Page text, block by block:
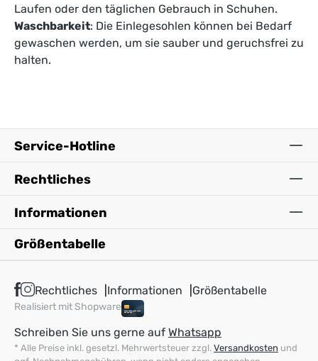
Laufen oder den täglichen Gebrauch in Schuhen.
Waschbarkeit: Die Einlegesohlen können bei Bedarf
gewaschen werden, um sie sauber und geruchsfrei zu
halten.
Service-Hotline
Rechtliches
Informationen
Größentabelle
Rechtliches Informationen Größentabelle
Realisiert mit Shopware
Schreiben Sie uns gerne auf Whatsapp
* Alle Preise inkl. gesetzl. Mehrwertsteuer zzgl. Versandkosten und